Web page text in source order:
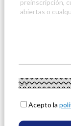
Acepto la